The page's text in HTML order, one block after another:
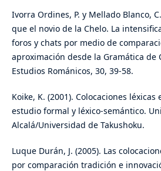
Ivorra Ordines, P. y Mellado Blanco,
que el novio de la Chelo. La
foros y chats por medio de
aproximación desde la Gramática de
Estudios Románicos, 30, 39-58.
Koike, K. (2001). Colocaciones
estudio formal y léxico-semántico.
Alcalá/Universidad de Takushoku.
Luque Durán, J. (2005). Las
por comparación tradición e